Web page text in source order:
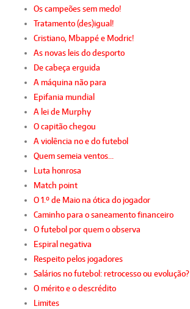
Os campeões sem medo!
Tratamento (des)igual!
Cristiano, Mbappé e Modric!
As novas leis do desporto
De cabeça erguida
A máquina não para
Epifania mundial
A lei de Murphy
O capitão chegou
A violência no e do futebol
Quem semeia ventos…
Luta honrosa
Match point
O 1.º de Maio na ótica do jogador
Caminho para o saneamento financeiro
O futebol por quem o observa
Espiral negativa
Respeito pelos jogadores
Salários no futebol: retrocesso ou evolução?
O mérito e o descrédito
Limites